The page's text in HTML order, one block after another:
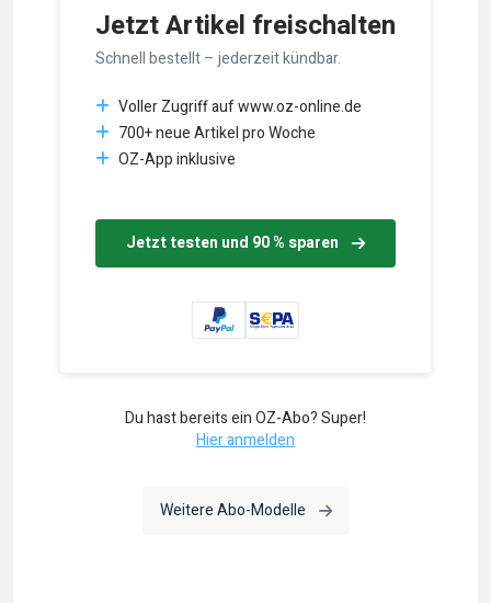
Jetzt Artikel freischalten
Schnell bestellt – jederzeit kündbar.
Voller Zugriff auf www.oz-online.de
700+ neue Artikel pro Woche
OZ-App inklusive
Jetzt testen und 90 % sparen
Du hast bereits ein OZ-Abo? Super!
Hier anmelden
Weitere Abo-Modelle